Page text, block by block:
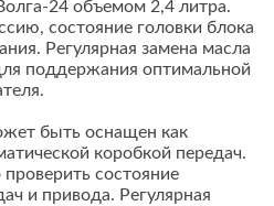
24 объемом 2,4 литра.
состояние головки блока
Регулярная замена масла
поддержания оптимальной
быть оснащен как
коробкой передач.
состояние
и привода. Регулярная